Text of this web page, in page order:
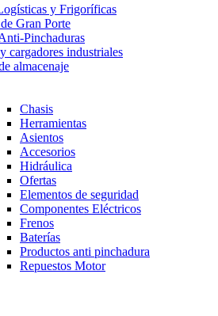
y Frigoríficas
Gran Porte
Pinchaduras
cargadores industriales
almacenaje
Chasis
Herramientas
Asientos
Accesorios
Hidráulica
Ofertas
Elementos de seguridad
Componentes Eléctricos
Frenos
Baterías
Productos anti pinchadura
Repuestos Motor